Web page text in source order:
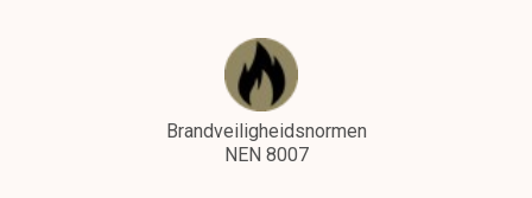
Brandveiligheidsnormen
NEN 8007